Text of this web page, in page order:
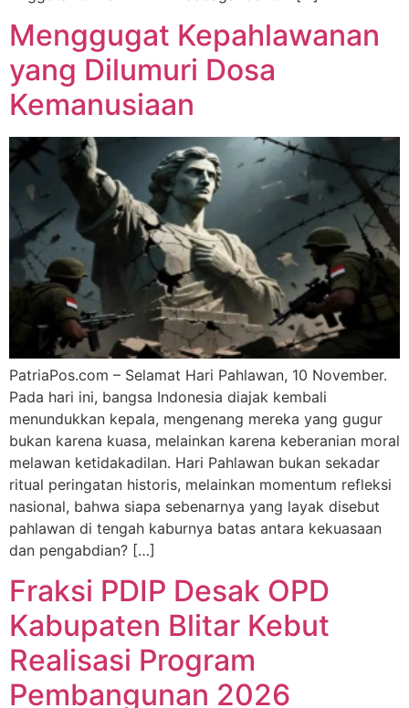
Menggugat Kepahlawanan
yang Dilumuri Dosa
Kemanusiaan
PatriaPos.com – Selamat Hari Pahlawan, 10 November.
Pada hari ini, bangsa Indonesia diajak kembali
menundukkan kepala, mengenang mereka yang gugur
bukan karena kuasa, melainkan karena keberanian moral
melawan ketidakadilan. Hari Pahlawan bukan sekadar
ritual peringatan historis, melainkan momentum refleksi
nasional, bahwa siapa sebenarnya yang layak disebut
pahlawan di tengah kaburnya batas antara kekuasaan
dan pengabdian? […]
Fraksi PDIP Desak OPD
Kabupaten Blitar Kebut
Realisasi Program
Pembangunan 2026